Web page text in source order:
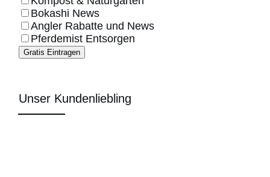
Bokashi News
Angler Rabatte und News
Pferdemist Entsorgen
Gratis Eintragen
Unser Kundenliebling